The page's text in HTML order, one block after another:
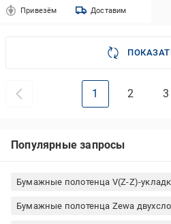
Привезём Доставим
1 2 3
Популярные запросы
Бумажные полотенца V(Z-Z)-
Бумажные полотенца Zewa